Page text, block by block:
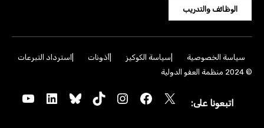
الوظائف والتدريب
سياسة الخصوصية سياسة الكوكيز أذونات
استرداد التبرعات
© 2024 منظمة العفو الدولية
اتبعونا على: X
Facebook
Instagram
TikTok
Bluesky
LinkedIn
YouTube